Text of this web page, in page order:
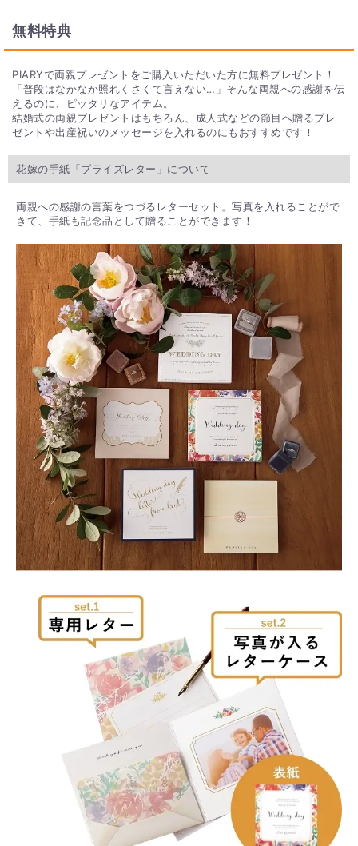
無料特典
PIARYで両親プレゼントをご購入いただいた方に無料プレゼント！
「普段はなかなか照れくさくて言えない…」そんな両親への感謝を伝
えるのに、ピッタリなアイテム。
結婚式の両親プレゼントはもちろん、成人式などの節目へ贈るプレ
ゼントや出産祝いのメッセージを入れるのにもおすすめです！
花嫁の手紙「ブライズレター」について
両親への感謝の言葉をつづるレターセット。写真を入れることがで
きて、手紙も記念品として贈ることができます！